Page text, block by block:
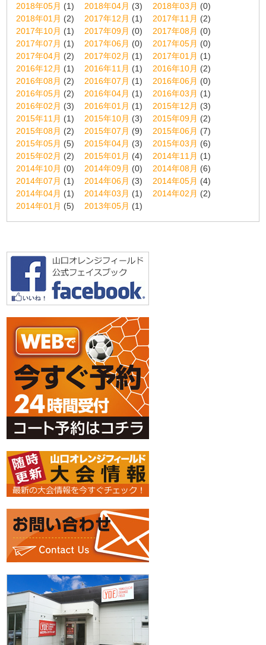
2018年05月 (1) 2018年04月 (3) 2018年03月 (0)
2018年01月 (2) 2017年12月 (1) 2017年11月 (2)
2017年10月 (1) 2017年09月 (0) 2017年08月 (0)
2017年07月 (1) 2017年06月 (0) 2017年05月 (0)
2017年04月 (2) 2017年02月 (1) 2017年01月 (1)
2016年12月 (1) 2016年11月 (1) 2016年10月 (2)
2016年08月 (2) 2016年07月 (1) 2016年06月 (0)
2016年05月 (2) 2016年04月 (1) 2016年03月 (1)
2016年02月 (3) 2016年01月 (1) 2015年12月 (3)
2015年11月 (1) 2015年10月 (3) 2015年09月 (2)
2015年08月 (2) 2015年07月 (9) 2015年06月 (7)
2015年05月 (5) 2015年04月 (3) 2015年03月 (6)
2015年02月 (2) 2015年01月 (4) 2014年11月 (1)
2014年10月 (0) 2014年09月 (0) 2014年08月 (6)
2014年07月 (1) 2014年06月 (3) 2014年05月 (4)
2014年04月 (1) 2014年03月 (1) 2014年02月 (2)
2014年01月 (5) 2013年05月 (1)